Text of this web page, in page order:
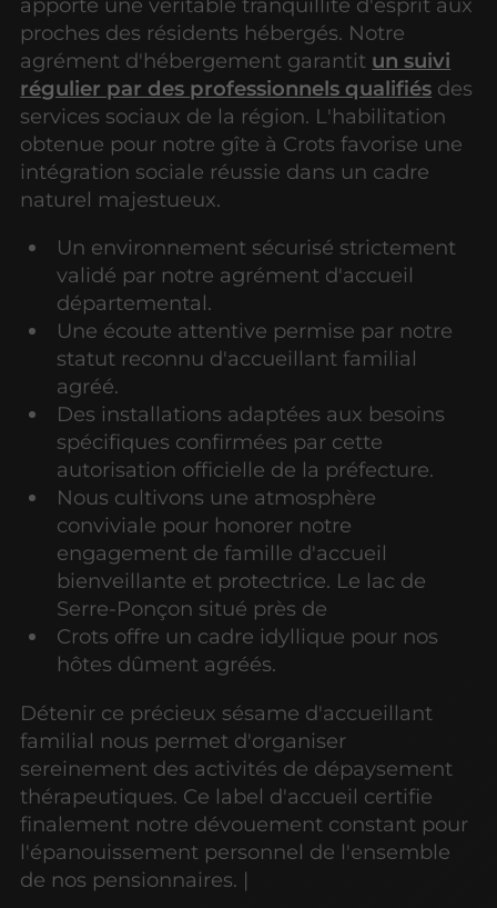
apporte une véritable tranquillité d'esprit aux
proches des résidents hébergés. Notre
agrément d'hébergement garantit un suivi
régulier par des professionnels qualifiés des
services sociaux de la région. L'habilitation
obtenue pour notre gîte à Crots favorise une
intégration sociale réussie dans un cadre
naturel majestueux.
Un environnement sécurisé strictement
validé par notre agrément d'accueil
départemental.
Une écoute attentive permise par notre
statut reconnu d'accueillant familial
agréé.
Des installations adaptées aux besoins
spécifiques confirmées par cette
autorisation officielle de la préfecture.
Nous cultivons une atmosphère
conviviale pour honorer notre
engagement de famille d'accueil
bienveillante et protectrice. Le lac de
Serre-Ponçon situé près de
Crots offre un cadre idyllique pour nos
hôtes dûment agréés.
Détenir ce précieux sésame d'accueillant
familial nous permet d'organiser
sereinement des activités de dépaysement
thérapeutiques. Ce label d'accueil certifie
finalement notre dévouement constant pour
l'épanouissement personnel de l'ensemble
de nos pensionnaires. |